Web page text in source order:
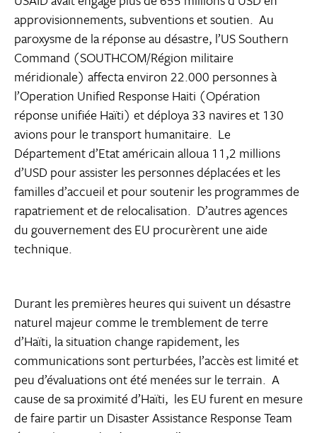
approvisionnements, subventions et soutien. Au
paroxysme de la réponse au désastre, l’US Southern
Command (SOUTHCOM/Région militaire
méridionale) affecta environ 22.000 personnes à
l’Operation Unified Response Haiti (Opération
réponse unifiée Haïti) et déploya 33 navires et 130
avions pour le transport humanitaire. Le
Département d’Etat américain alloua 11,2 millions
d’USD pour assister les personnes déplacées et les
familles d’accueil et pour soutenir les programmes de
rapatriement et de relocalisation. D’autres agences
du gouvernement des EU procurèrent une aide
technique.
Durant les premières heures qui suivent un désastre
naturel majeur comme le tremblement de terre
d’Haïti, la situation change rapidement, les
communications sont perturbées, l’accès est limité et
peu d’évaluations ont été menées sur le terrain. A
cause de sa proximité d’Haïti, les EU furent en mesure
de faire partir un Disaster Assistance Response Team